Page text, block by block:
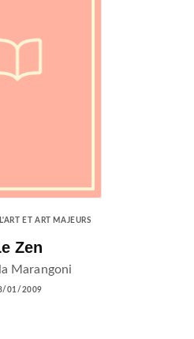
ET ART MAJEURS
Zen
Marangoni
01/2009